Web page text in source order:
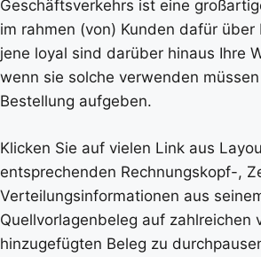
Geschäftsverkehrs ist eine
im rahmen (von) Kunden dafür
jene loyal sind darüber hinaus Ihre
wenn sie solche verwenden
Bestellung aufgeben.
Klicken Sie auf vielen Link aus
entsprechenden Rechnungskopf-,
Verteilungsinformationen aus
Quellvorlagenbeleg auf zahlreichen
hinzugefügten Beleg zu